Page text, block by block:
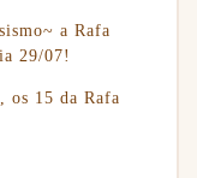
a Rafa
29/07!
os 15 da Rafa